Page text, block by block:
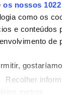
os nossos
como os
e conteúdos
de
Recolher
A
Quem
A